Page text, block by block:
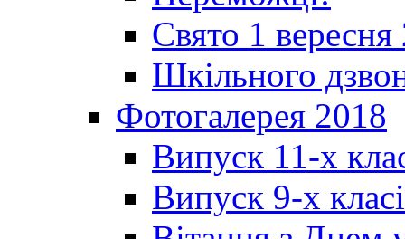
Свято 1 вересня
Шкільного
Фотогалерея 2018
Випуск 11-х
Випуск 9-х